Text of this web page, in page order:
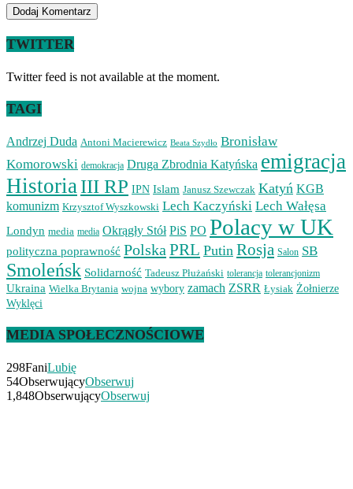
TWITTER
Twitter feed is not available at the moment.
TAGI
Andrzej Duda Antoni Macierewicz Beata Szydło Bronisław
Komorowski demokracja Druga Zbrodnia Katyńska emigracja
HistoriaIII RP IPN Islam Janusz Szewczak Katyń KGB
komunizm Krzysztof Wyszkowski Lech Kaczyński Lech Wałęsa
Londyn media media Okrągły Stół PiS PO Polacy w UK
polityczna poprawność Polska PRL Putin Rosja Salon SB
Smoleńsk Solidarność Tadeusz Płużański tolerancja tolerancjonizm
Ukraina Wielka Brytania wojna wybory zamach ZSRR Łysiak Żołnierze
Wyklęci
MEDIA SPOŁECZNOŚCIOWE
298FaniLubię
54ObserwującyObserwuj
1,848ObserwującyObserwuj